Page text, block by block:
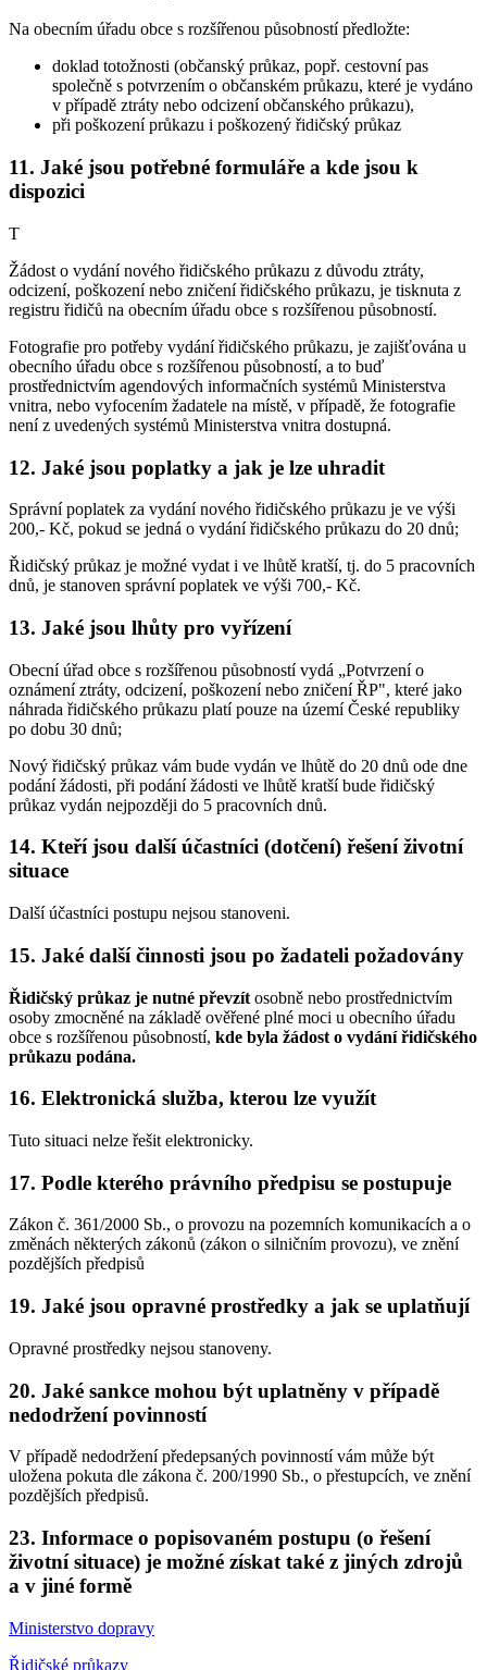
Na obecním úřadu obce s rozšířenou působností předložte:
doklad totožnosti (občanský průkaz, popř. cestovní pas
společně s potvrzením o občanském průkazu, které je vydáno
v případě ztráty nebo odcizení občanského průkazu),
při poškození průkazu i poškozený řidičský průkaz
11. Jaké jsou potřebné formuláře a kde jsou k
dispozici
T
Žádost o vydání nového řidičského průkazu z důvodu ztráty,
odcizení, poškození nebo zničení řidičského průkazu, je tisknuta z
registru řidičů na obecním úřadu obce s rozšířenou působností.
Fotografie pro potřeby vydání řidičského průkazu, je zajišťována u
obecního úřadu obce s rozšířenou působností, a to buď
prostřednictvím agendových informačních systémů Ministerstva
vnitra, nebo vyfocením žadatele na místě, v případě, že fotografie
není z uvedených systémů Ministerstva vnitra dostupná.
12. Jaké jsou poplatky a jak je lze uhradit
Správní poplatek za vydání nového řidičského průkazu je ve výši
200,- Kč, pokud se jedná o vydání řidičského průkazu do 20 dnů;
Řidičský průkaz je možné vydat i ve lhůtě kratší, tj. do 5 pracovních
dnů, je stanoven správní poplatek ve výši 700,- Kč.
13. Jaké jsou lhůty pro vyřízení
Obecní úřad obce s rozšířenou působností vydá „Potvrzení o
oznámení ztráty, odcizení, poškození nebo zničení ŘP", které jako
náhrada řidičského průkazu platí pouze na území České republiky
po dobu 30 dnů;
Nový řidičský průkaz vám bude vydán ve lhůtě do 20 dnů ode dne
podání žádosti, při podání žádosti ve lhůtě kratší bude řidičský
průkaz vydán nejpozději do 5 pracovních dnů.
14. Kteří jsou další účastníci (dotčení) řešení životní
situace
Další účastníci postupu nejsou stanoveni.
15. Jaké další činnosti jsou po žadateli požadovány
Řidičský průkaz je nutné převzít osobně nebo prostřednictvím
osoby zmocněné na základě ověřené plné moci u obecního úřadu
obce s rozšířenou působností, kde byla žádost o vydání řidičského
průkazu podána.
16. Elektronická služba, kterou lze využít
Tuto situaci nelze řešit elektronicky.
17. Podle kterého právního předpisu se postupuje
Zákon č. 361/2000 Sb., o provozu na pozemních komunikacích a o
změnách některých zákonů (zákon o silničním provozu), ve znění
pozdějších předpisů
19. Jaké jsou opravné prostředky a jak se uplatňují
Opravné prostředky nejsou stanoveny.
20. Jaké sankce mohou být uplatněny v případě
nedodržení povinností
V případě nedodržení předepsaných povinností vám může být
uložena pokuta dle zákona č. 200/1990 Sb., o přestupcích, ve znění
pozdějších předpisů.
23. Informace o popisovaném postupu (o řešení
životní situace) je možné získat také z jiných zdrojů
a v jiné formě
Ministerstvo dopravy
Řidičské průkazy